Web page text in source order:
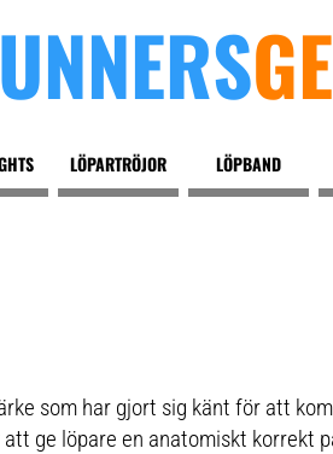
LÖPARTRÖJOR LÖPBAND
som har gjort sig känt för att
ge löpare en anatomiskt korrekt